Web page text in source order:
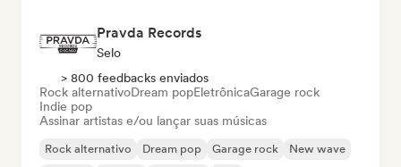
Pravda Records
Selo
> 800 feedbacks enviados
Rock alternativoDream popEletrônicaGarage rock
Indie pop
Assinar artistas e/ou lançar suas músicas
Rock alternativo Dream pop Garage rock
New wave